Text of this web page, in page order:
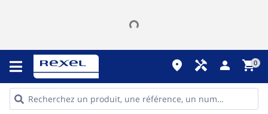
place handyman person shopping_cart0